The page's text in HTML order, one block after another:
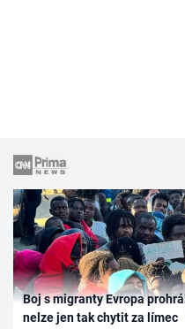
Boj s migranty Evropa
nelze jen tak chytit za límec